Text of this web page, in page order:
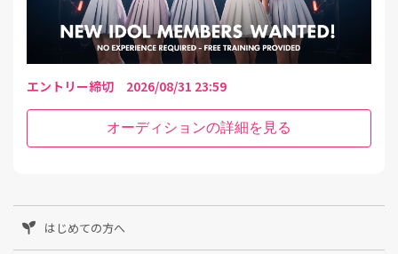
エントリー締切 2026/08/31 23:59
オーディションの詳細を見る
はじめての方へ